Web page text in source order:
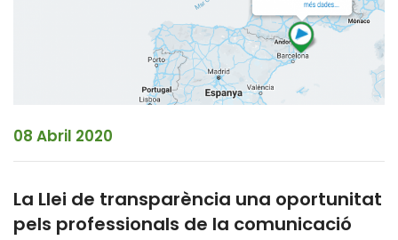
08 Abril 2020
La Llei de transparència una oportunitat
pels professionals de la comunicació